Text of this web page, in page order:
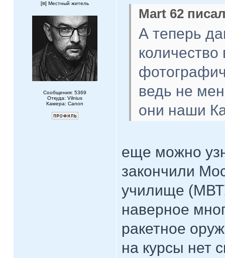
[ ] Местный житель
Сообщения: 5369
Откуда: Vilnius
Камера: Canon
Mart 62
А теперь
ведь не
они наши
еще можно
закончили
училище
наверное
ракетное
на курсы нет